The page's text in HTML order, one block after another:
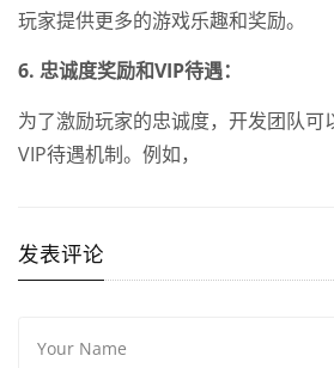
玩家提供更多的游戏乐趣和奖励。
6. 忠诚度奖励和VIP待遇：
为了激励玩家的忠诚度，开发团队可
VIP待遇机制。例如，
发表评论